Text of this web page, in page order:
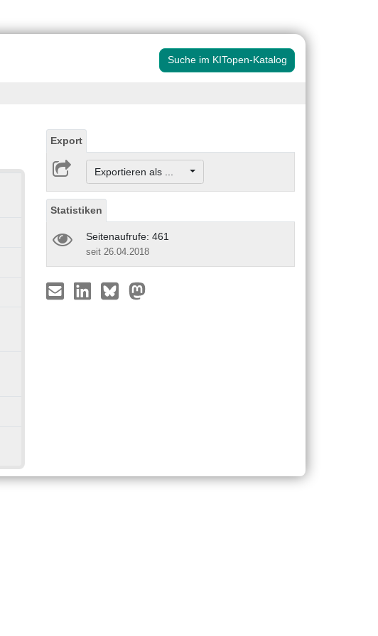
Suche im KITopen-Katalog
Export
Exportieren als ...
Statistiken
Seitenaufrufe: 461
seit 26.04.2018